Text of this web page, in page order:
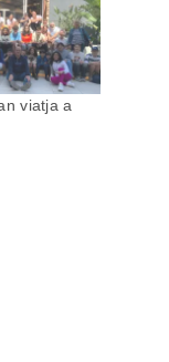
viatja a